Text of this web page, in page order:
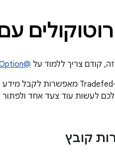
קודם צריך ללמוד על @Option
לעשות עוד צעד אחד
קובץ